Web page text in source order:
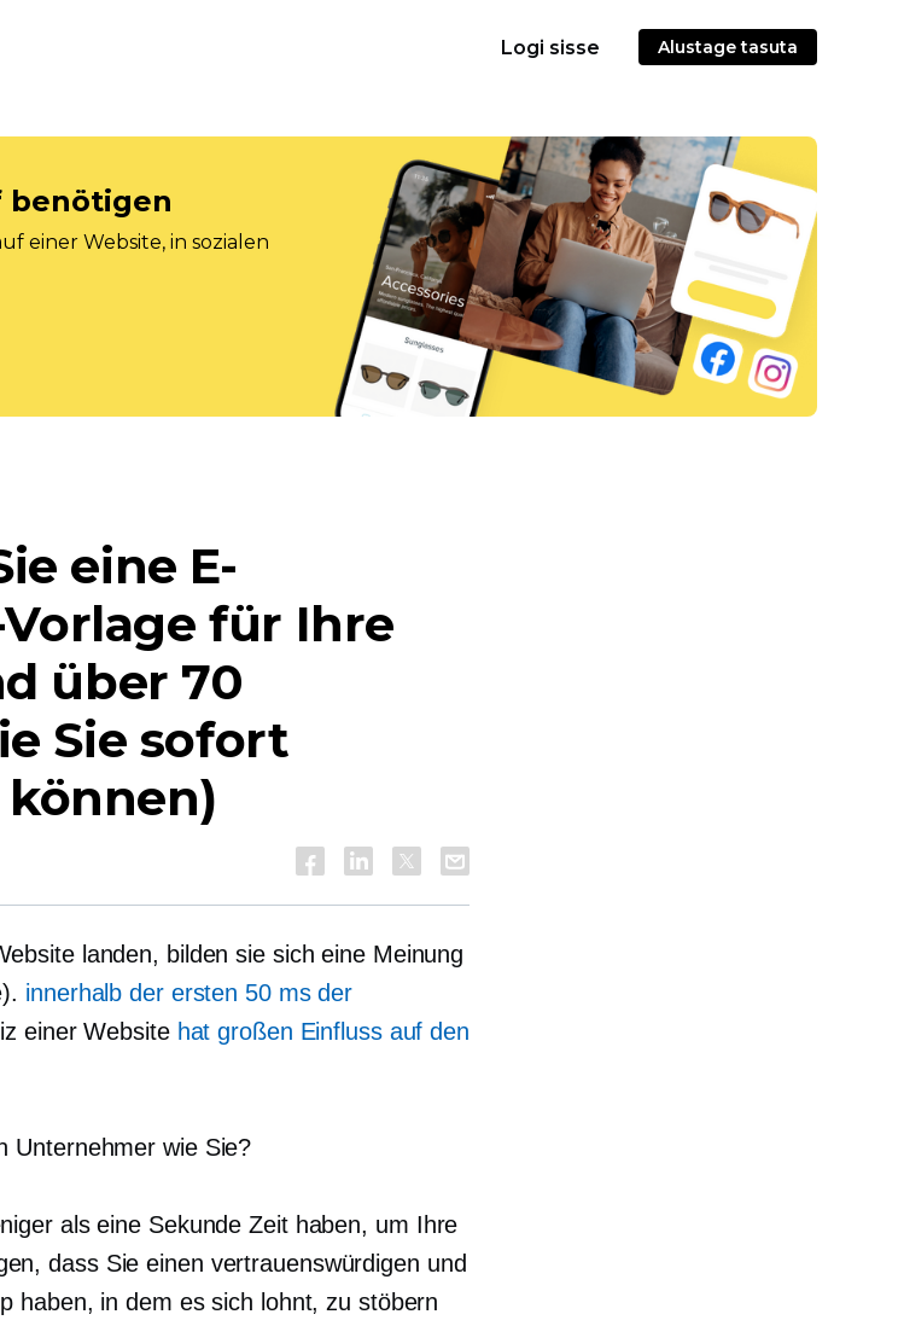
Logi sisse Alustage tasuta
benötigen
einer Website, in sozialen
eine E-
für Ihre
über 70
Sie sofort
landen, bilden sie sich eine Meinung
innerhalb der ersten 50 ms der
einer Website hat großen Einfluss auf den
Unternehmer wie Sie?
als eine Sekunde Zeit haben, um Ihre
dass Sie einen vertrauenswürdigen und
haben, in dem es sich lohnt, zu stöbern